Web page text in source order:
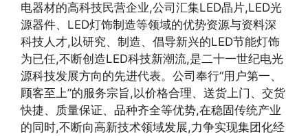
电器材的高科技民营企业,公司汇集LED晶片,LED光
源器件、LED灯饰制造等领域的优势资源与资料深
科技人才,以研究、制造、倡导新兴的LED节能灯饰
为已任,不断创造LED科技新潮流,是二十一世纪电光
源科技发展方向的先进代表。公司奉行“用户第一、
顾客至上”的服务宗旨,以价格合理、送货上门、交货
快捷、质量保证、品种齐全等优势,在稳固传统产业
的同时,不断向高新技术领域发展,力争实现集团化经